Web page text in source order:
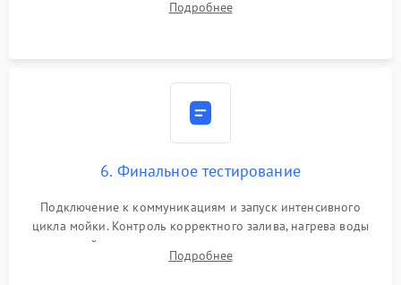
сборка корпуса и установка датчика поплавка.
Подробнее
6. Финальное тестирование
Подключение к коммуникациям и запуск интенсивного
цикла мойки. Контроль корректного залива, нагрева воды
до нужной температуры, отсутствия посторонних шумов,
штатного слива и абсолютной сухости в поддоне.
Подробнее